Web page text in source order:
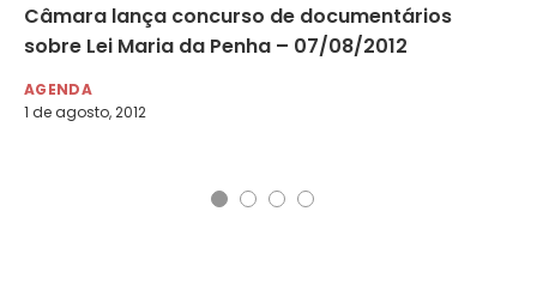
Câmara lança concurso de documentários
sobre Lei Maria da Penha – 07/08/2012
AGENDA
1 de agosto, 2012